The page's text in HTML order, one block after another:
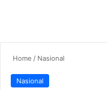
Home / Nasional
Nasional